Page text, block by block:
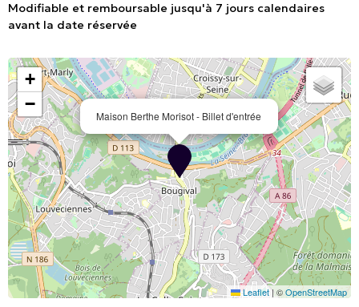
Modifiable et remboursable jusqu'à 7 jours calendaires
avant la date réservée
Maison Berthe Morisot - Billet d'entrée
+
−
Leaflet | ©OpenStreetMap